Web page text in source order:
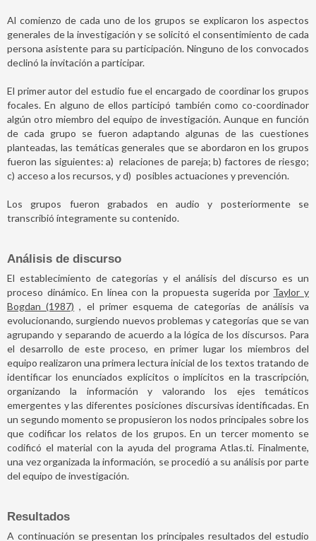
Al comienzo de cada uno de los grupos se explicaron los aspectos
generales de la investigación y se solicitó el consentimiento de cada
persona asistente para su participación. Ninguno de los convocados
declinó la invitación a participar.
El primer autor del estudio fue el encargado de coordinar los grupos
focales. En alguno de ellos participó también como co-coordinador
algún otro miembro del equipo de investigación. Aunque en función
de cada grupo se fueron adaptando algunas de las cuestiones
planteadas, las temáticas generales que se abordaron en los grupos
fueron las siguientes: a) relaciones de pareja; b) factores de riesgo;
c) acceso a los recursos, y d) posibles actuaciones y prevención.
Los grupos fueron grabados en audio y posteriormente se
transcribió íntegramente su contenido.
Análisis de discurso
El establecimiento de categorías y el análisis del discurso es un
proceso dinámico. En línea con la propuesta sugerida por Taylor y
Bogdan (1987) , el primer esquema de categorías de análisis va
evolucionando, surgiendo nuevos problemas y categorías que se van
agrupando y separando de acuerdo a la lógica de los discursos. Para
el desarrollo de este proceso, en primer lugar los miembros del
equipo realizaron una primera lectura inicial de los textos tratando de
identificar los enunciados explícitos o implícitos en la trascripción,
organizando la información y valorando los ejes temáticos
emergentes y las diferentes posiciones discursivas identificadas. En
un segundo momento se propusieron los nodos principales sobre los
que codificar los relatos de los grupos. En un tercer momento se
codificó el material con la ayuda del programa Atlas.ti. Finalmente,
una vez organizada la información, se procedió a su análisis por parte
del equipo de investigación.
Resultados
A continuación se presentan los principales resultados del estudio